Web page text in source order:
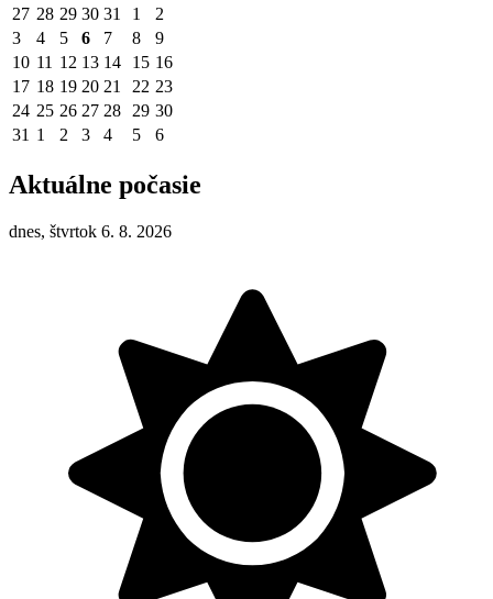
27 28 29 30 31 1
2
3
4 5 6 7 8
9
10 11 12 13 14 15 16
17 18 19 20 21 22 23
24 25 26 27 28 29 30
31 1 2 3 4 5 6
Aktuálne počasie
dnes, štvrtok 6. 8. 2026